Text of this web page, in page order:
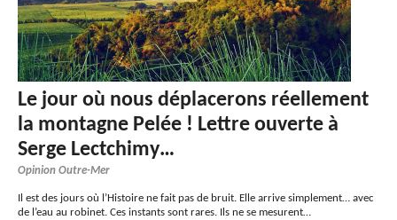
Le jour où nous déplacerons réellement
la montagne Pelée ! Lettre ouverte à
Serge Lectchimy…
Opinion Outre-Mer
Il est des jours où l’Histoire ne fait pas de bruit. Elle arrive simplement… avec
de l’eau au robinet. Ces instants sont rares. Ils ne se mesurent…